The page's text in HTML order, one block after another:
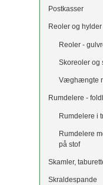
Postkasser
Reoler og hylder
Reoler -
Skoreoler og
Væghængte
Rumdelere -
Rumdelere i
Rumdelere
på stof
Skamler,
Skraldespande